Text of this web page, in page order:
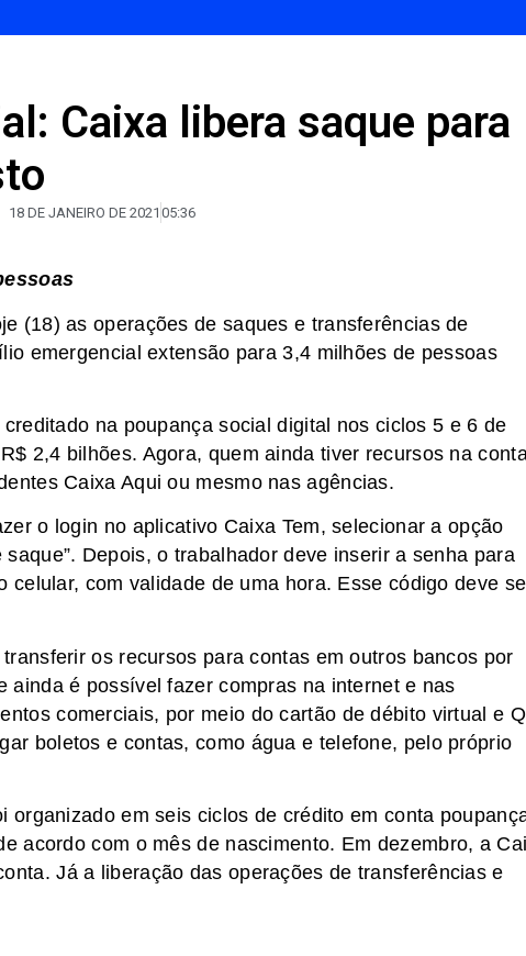
Caixa libera saque para
18 DE JANEIRO DE 2021 05:36
(18) as operações de saques e transferências de
emergencial extensão para 3,4 milhões de pessoas
na poupança social digital nos ciclos 5 e 6 de
2,4 bilhões. Agora, quem ainda tiver recursos na
Caixa Aqui ou mesmo nas agências.
o login no aplicativo Caixa Tem, selecionar a opção
saque”. Depois, o trabalhador deve inserir a senha para
celular, com validade de uma hora. Esse código deve
os recursos para contas em outros bancos por
ainda é possível fazer compras na internet e nas
comerciais, por meio do cartão de débito virtual e
boletos e contas, como água e telefone, pelo próprio
organizado em seis ciclos de crédito em conta
acordo com o mês de nascimento. Em dezembro, a
Já a liberação das operações de transferências e